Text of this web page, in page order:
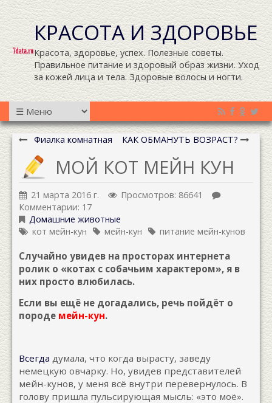
КРАСОТА И ЗДОРОВЬЕ
Красота, здоровье, успех. Полезные советы.
Правильное питание и здоровый образ жизни. Уход
за кожей лица и тела. Здоровые волосы и ногти.
Фиалка комнатная КАК ОБМАНУТЬ ВОЗРАСТ?
МОЙ КОТ МЕЙН КУН
21 марта 2016 г.
Просмотров: 86641
Комментарии: 17
Домашние животные
кот мейн-кун
мейн-кун питание мейн-кунов
Случайно увидев на просторах интернета
ролик о «котах с собачьим характером», я в
них просто влюбилась.
Если вы ещё не догадались, речь пойдёт о
породе мейн-кун.
Всегда думала, что когда вырасту, заведу
немецкую овчарку. Но, увидев представителей
мейн-кунов, у меня всё внутри перевернулось. В
голову пришла пульсирующая мысль: «это моё».